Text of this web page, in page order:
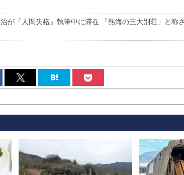
が『人間失格』執筆中に滞在 「熱海の三大別荘」と称